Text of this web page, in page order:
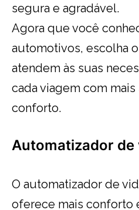
segura e agradável.
Agora que você
automotivos, escolha
atendem às suas
cada viagem com mais
conforto.
Automatizador
O automatizador de
oferece mais conforto